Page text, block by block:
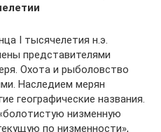
I тысячелетия н.э.
представителями
Охота и рыболовство
Наследием мерян
географические названия.
низменную
по низменности»,